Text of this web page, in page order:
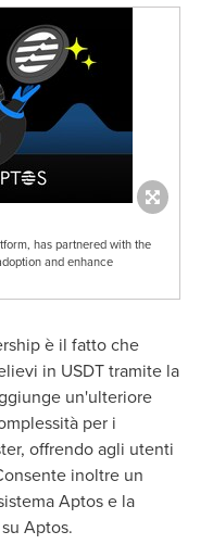
has partnered with the
and enhance
è il fatto che
in USDT tramite la
un'ulteriore
per i
offrendo agli utenti
inoltre un
Aptos e la
Aptos.